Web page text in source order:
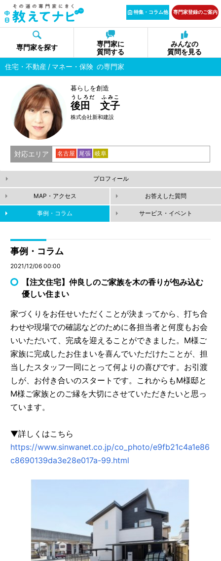
特集・コラム他 専門家登録のご案内
専門家を探す
専門家に
質問する
みんなの
質問を見る
住宅・不動産
マネー・保険 の専門家
暮らしを創造
後田 文子
うしろだ ふみこ
株式会社新和建設
対応エリア 名古屋 尾張 岐阜
プロフィール
MAP・アクセス お答えした質問
事例・コラム サービス・イベント
事例・コラム
2021/12/06 00:00
【注文住宅】仲良しのご家族を木の香りが包み込む
優しい住まい
家づくりをお任せいただくことが決まってから、打ち合
わせや現場での確認などのために各担当者と何度もお会
いいただいて、完成を迎えることができました。M様ご
家族に完成したお住まいを喜んでいただけたことが、担
当したスタッフ一同にとって何よりの喜びです。お引渡
しが、お付き合いのスタートです。これからもM様邸と
M様ご家族とのご縁を大切にさせていただきたいと思っ
ています。
▼詳しくはこちら
https://www.sinwanet.co.jp/co_photo/e9fb21c4a1e86
c8690139da3e28e017a-99.html